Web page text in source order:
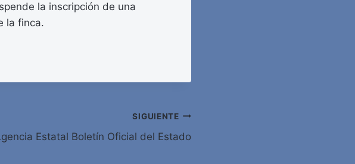
la inscripción de una
la finca.
SIGUIENTE
Estatal Boletín Oficial del Estado